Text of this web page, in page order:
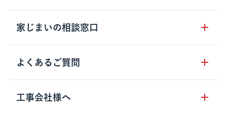
お客さまの声
解体工事に関わる法律
用語集
木造住宅の相場
鉄骨造住宅の相場
RC造住宅の相場
家じまいの相談窓口
家じまいの相談窓口
よくあるご質問
クラッソーネの利用方法
工事会社様へ